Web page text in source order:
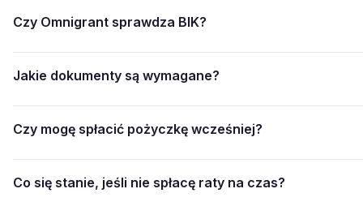
Czy Omnigrant sprawdza BIK?
Jakie dokumenty są wymagane?
Czy mogę spłacić pożyczkę wcześniej?
Co się stanie, jeśli nie spłacę raty na czas?